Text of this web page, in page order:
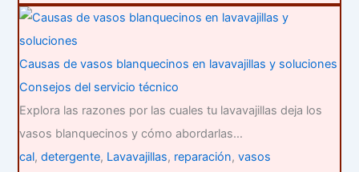
Causas de vasos blanquecinos en lavavajillas y soluciones
Consejos del servicio técnico
Explora las razones por las cuales tu lavavajillas deja los
vasos blanquecinos y cómo abordarlas…
cal,detergente, Lavavajillas, reparación,vasos